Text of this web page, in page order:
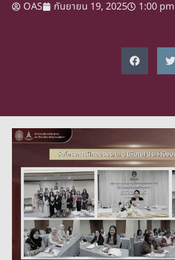
OAS กันยายน 19, 2025
1:00 pm